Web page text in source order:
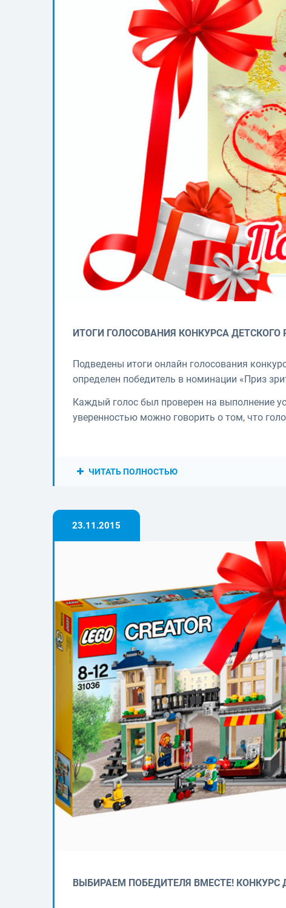
ИТОГИ ГОЛОСОВАНИЯ КОНКУРСА ДЕТСКОГО
Подведены итоги онлайн голосования
определен победитель в номинации «Приз
Каждый голос был проверен на выполнение
уверенностью можно говорить о том, что
ЧИТАТЬ ПОЛНОСТЬЮ
23.11.2015
ВЫБИРАЕМ ПОБЕДИТЕЛЯ ВМЕСТЕ! КОНКУРС